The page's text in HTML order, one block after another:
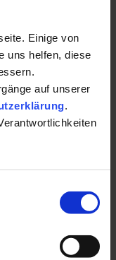
Einige von
uns helfen, diese
auf unserer
.
Bewegung im
auf
auf den 1248
Schritte von der
Zirkel, der auf
den Energiefluss
Ziel dabei ist
Entschleunigung